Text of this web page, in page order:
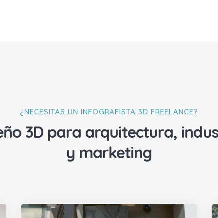
¿NECESITAS UN INFOGRAFISTA 3D FREELANCE?
3D para arquitectura,
y marketing